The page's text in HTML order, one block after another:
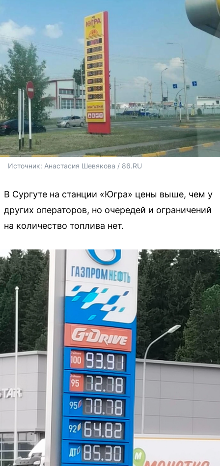
Источник: Анастасия Шевякова / 86.RU
В Сургуте на станции «Югра» цены выше, чем у
других операторов, но очередей и ограничений
на количество топлива нет.